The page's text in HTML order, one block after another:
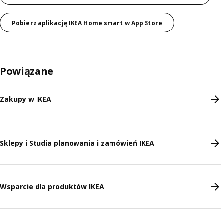
Pobierz aplikację IKEA Home smart w App Store
Powiązane
Zakupy w IKEA
Sklepy i Studia planowania i zamówień IKEA
Wsparcie dla produktów IKEA